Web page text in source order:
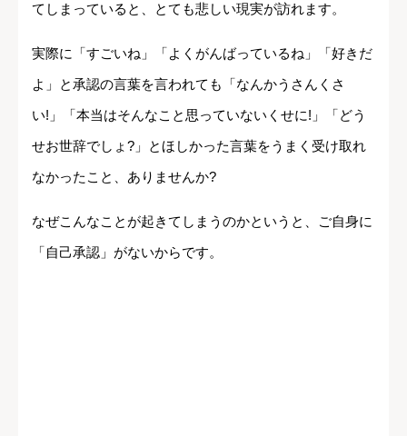
てしまっていると、とても悲しい現実が訪れます。
実際に「すごいね」「よくがんばっているね」「好きだ
よ」と承認の言葉を言われても「なんかうさんくさ
い!」「本当はそんなこと思っていないくせに!」「どう
せお世辞でしょ?」とほしかった言葉をうまく受け取れ
なかったこと、ありませんか?
なぜこんなことが起きてしまうのかというと、ご自身に
「自己承認」がないからです。